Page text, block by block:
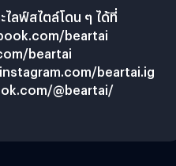
ลฟ์สไตล์โดน ๆ ได้ที่
beartai
beartai
beartai.ig
@beartai/